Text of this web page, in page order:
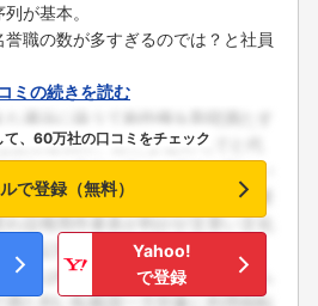
が基本。
職の数が多すぎるのでは？と社員
ミの続きを読む
て、60万社の口コミをチェック
で登録（無料）
Yahoo!
で登録